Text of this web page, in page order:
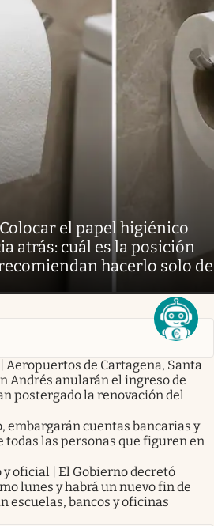
Colocar el papel higiénico
atrás: cuál es la posición
hacerlo solo de
Aeropuertos de Cartagena, Santa
Andrés anularán el ingreso de
postergado la renovación del
embargarán cuentas bancarias y
todas las personas que figuren en
oficial | El Gobierno decretó
lunes y habrá un nuevo fin de
escuelas, bancos y oficinas